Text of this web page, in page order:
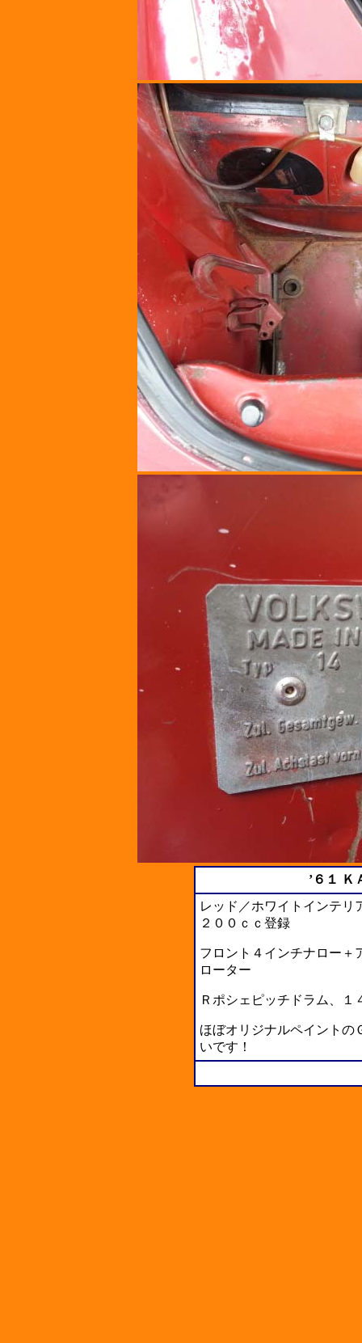
’６１ Ｋ
レッド／ホワイトインテリ
２００ｃｃ登録
フロント４インチナロー＋
ローター
Ｒポシェピッチドラム、
ほぼオリジナルペイントの
いです！